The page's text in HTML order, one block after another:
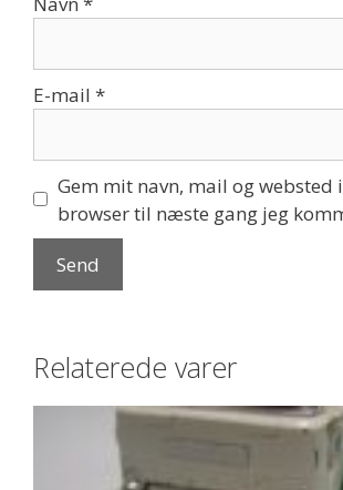
E-mail *
Gem mit navn, mail og websted
browser til næste gang jeg
Relaterede varer